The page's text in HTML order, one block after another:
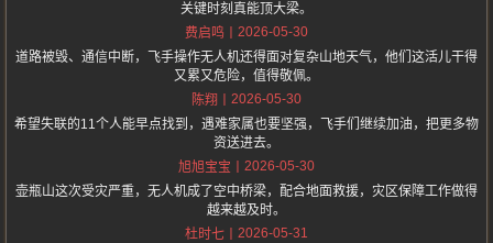
关键时刻真能顶大梁。
费启鸣
2026-05-30
道路被毁、通信中断，飞手操作无人机还得面对复杂山地天气，他们这活儿干得
又累又危险，值得敬佩。
陈翔
2026-05-30
希望失联的11个人能早点找到，遇难家属也要坚强，飞手们继续加油，把更多物
资送进去。
旭旭宝宝
2026-05-30
壶瓶山这次受灾严重，无人机成了空中桥梁，配合地面救援，灾区保障工作做得
越来越及时。
杜时七
2026-05-31